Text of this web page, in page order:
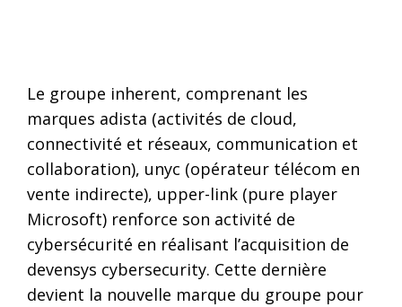
Le groupe inherent, comprenant les
marques adista (activités de cloud,
connectivité et réseaux, communication et
collaboration), unyc (opérateur télécom en
vente indirecte), upper-link (pure player
Microsoft) renforce son activité de
cybersécurité en réalisant l’acquisition de
devensys cybersecurity. Cette dernière
devient la nouvelle marque du groupe pour